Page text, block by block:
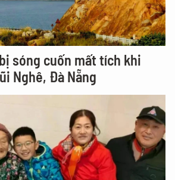
sóng cuốn mất tích khi
Nghê, Đà Nẵng